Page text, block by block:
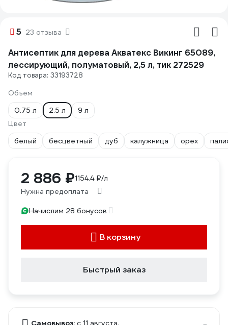
5 23 отзыва
Антисептик для дерева Акватекс Викинг 65089,
лессирующий, полуматовый, 2,5 л, тик 272529
Код товара: 33193728
Объем
0.75 л
2.5 л
9 л
Цвет
белый
бесцветный дуб калужница орех
2 886 ₽1154.4 ₽/л
Нужна предоплата
Начислим 28 бонусов
В корзину
Быстрый заказ
Самовывоз: c 11 августа,